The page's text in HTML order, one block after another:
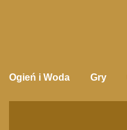
Ogień i Woda Gry